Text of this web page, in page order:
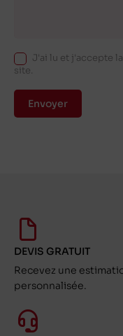
J'ai lu et j'accepte la
site.
Envoyer
DEVIS GRATUIT
Recevez une
personnalisée.